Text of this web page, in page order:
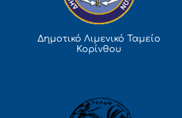
Δημοτικό Λιμενικό Ταμείο
Κορίνθου